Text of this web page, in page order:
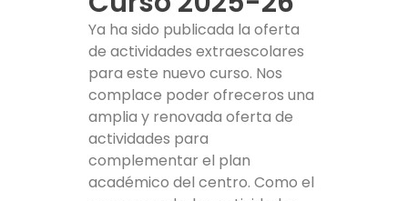
Ya ha sido publicada la oferta
de actividades extraescolares
para este nuevo curso. Nos
complace poder ofreceros una
amplia y renovada oferta de
actividades para
complementar el plan
académico del centro. Como el